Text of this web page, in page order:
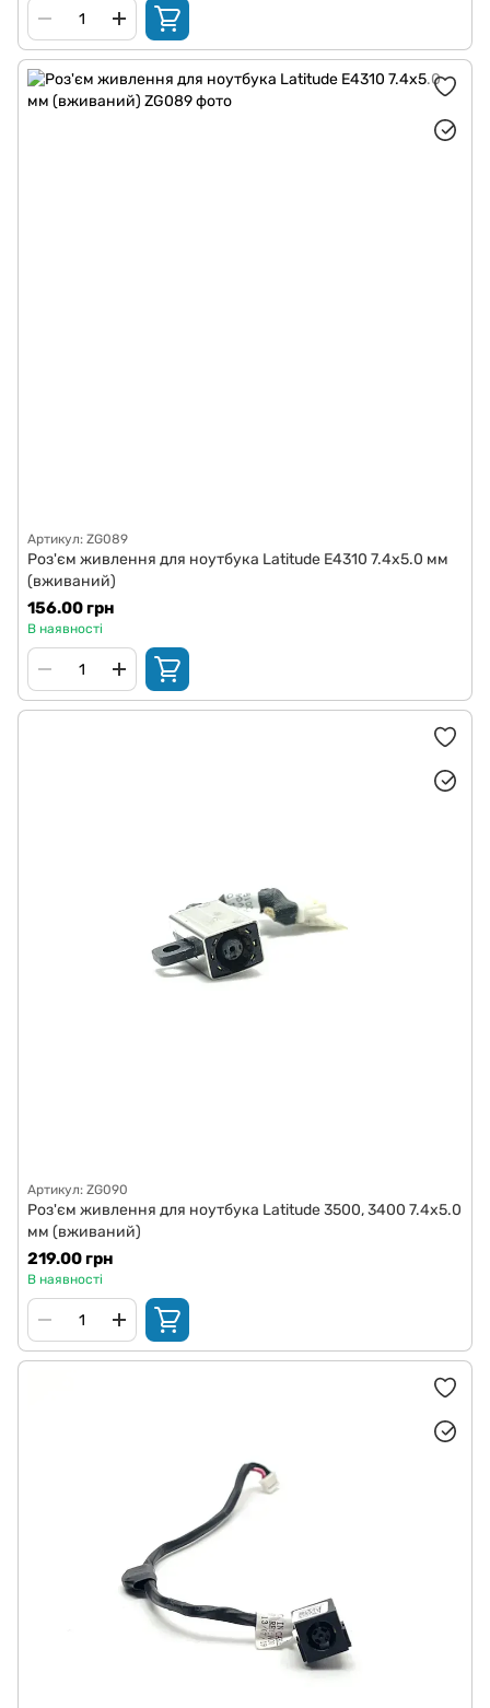
Артикул: ZG089
Роз'єм живлення для ноутбука Latitude E4310 7.4x5.0 мм
(вживаний)
156.00 грн
В наявності
Артикул: ZG090
Роз'єм живлення для ноутбука Latitude 3500, 3400 7.4x5.0
мм (вживаний)
219.00 грн
В наявності